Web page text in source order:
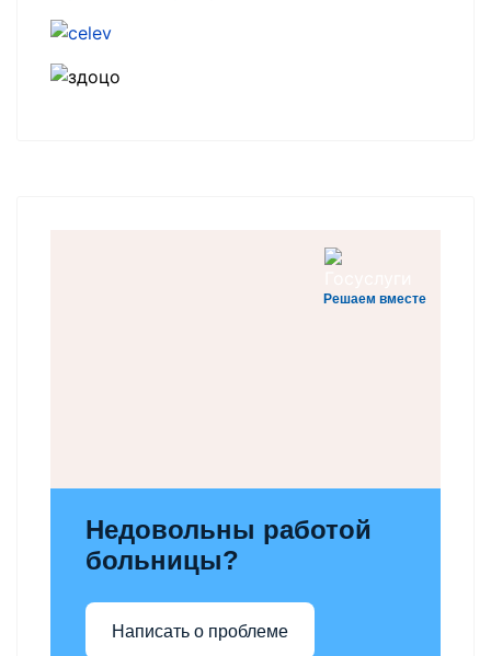
Решаем вместе
Недовольны работой
больницы?
Написать о проблеме